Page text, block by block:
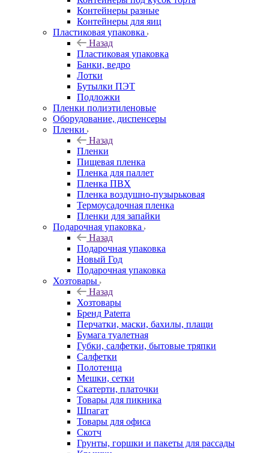
Контейнеры разные
Контейнеры для яиц
Пластиковая упаковка
Назад
Пластиковая упаковка
Банки, ведро
Лотки
Бутылки ПЭТ
Подложки
Пленки полиэтиленовые
Оборудование, диспенсеры
Пленки
Назад
Пленки
Пищевая пленка
Пленка для паллет
Пленка ПВХ
Пленка воздушно-пузырьковая
Термоусадочная пленка
Пленки для запайки
Подарочная упаковка
Назад
Подарочная упаковка
Новый Год
Подарочная упаковка
Хозтовары
Назад
Хозтовары
Бренд Paterra
Перчатки, маски, бахилы, плащи
Бумага туалетная
Губки, салфетки, бытовые тряпки
Салфетки
Полотенца
Мешки, сетки
Скатерти, платочки
Товары для пикника
Шпагат
Товары для офиса
Скотч
Грунты, горшки и пакеты для рассады